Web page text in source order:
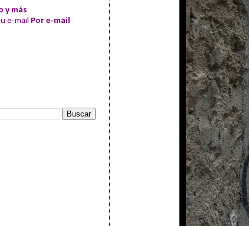
y más
Por e-mail